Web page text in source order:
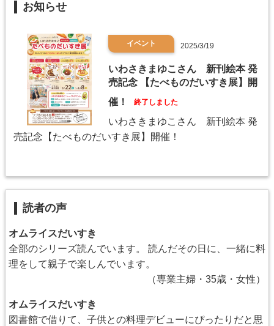
お知らせ
イベント 2025/3/19
いわさきまゆこさん 新刊絵本 発
売記念 【たべものだいすき展】開
催！
終了しました
いわさきまゆこさん 新刊絵本 発
売記念【たべものだいすき展】開催！
読者の声
オムライスだいすき
全部のシリーズ読んでいます。 読んだその日に、一緒に料
理をして親子で楽しんでいます。
（専業主婦・35歳・女性）
オムライスだいすき
図書館で借りて、子供との料理デビューにぴったりだと思